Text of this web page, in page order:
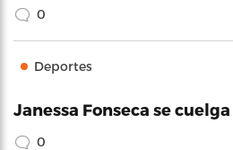
0
Deportes
Janessa Fonseca se
0